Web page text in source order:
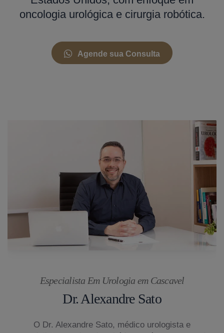
oncologia urológica e cirurgia robótica.
Agende sua Consulta
Especialista Em Urologia em Cascavel
Dr. Alexandre Sato
O Dr. Alexandre Sato, médico urologista e